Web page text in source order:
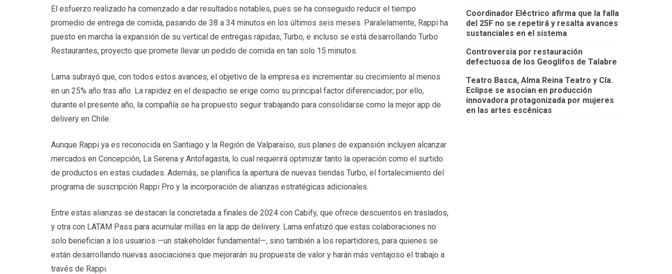
El esfuerzo realizado ha comenzado a dar resultados notables, pues se ha conseguido reducir el tiempo
promedio de entrega de comida, pasando de 38 a 34 minutos en los últimos seis meses. Paralelamente, Rappi ha
puesto en marcha la expansión de su vertical de entregas rápidas, Turbo, e incluso se está desarrollando Turbo
Restaurantes, proyecto que promete llevar un pedido de comida en tan solo 15 minutos.
Lama subrayó que, con todos estos avances, el objetivo de la empresa es incrementar su crecimiento al menos
en un 25% año tras año. La rapidez en el despacho se erige como su principal factor diferenciador; por ello,
durante el presente año, la compañía se ha propuesto seguir trabajando para consolidarse como la mejor app de
delivery en Chile.
Aunque Rappi ya es reconocida en Santiago y la Región de Valparaíso, sus planes de expansión incluyen alcanzar
mercados en Concepción, La Serena y Antofagasta, lo cual requerirá optimizar tanto la operación como el surtido
de productos en estas ciudades. Además, se planifica la apertura de nuevas tiendas Turbo, el fortalecimiento del
programa de suscripción Rappi Pro y la incorporación de alianzas estratégicas adicionales.
Entre estas alianzas se destacan la concretada a finales de 2024 con Cabify, que ofrece descuentos en traslados,
y otra con LATAM Pass para acumular millas en la app de delivery. Lama enfatizó que estas colaboraciones no
solo benefician a los usuarios —un stakeholder fundamental—, sino también a los repartidores, para quienes se
están desarrollando nuevas asociaciones que mejorarán su propuesta de valor y harán más ventajoso el trabajo a
través de Rappi.
Coordinador Eléctrico afirma que la falla
del 25F no se repetirá y resalta avances
sustanciales en el sistema
Controversia por restauración
defectuosa de los Geoglifos de Talabre
Teatro Basca, Alma Reina Teatro y Cía.
Eclipse se asocian en producción
innovadora protagonizada por mujeres
en las artes escénicas